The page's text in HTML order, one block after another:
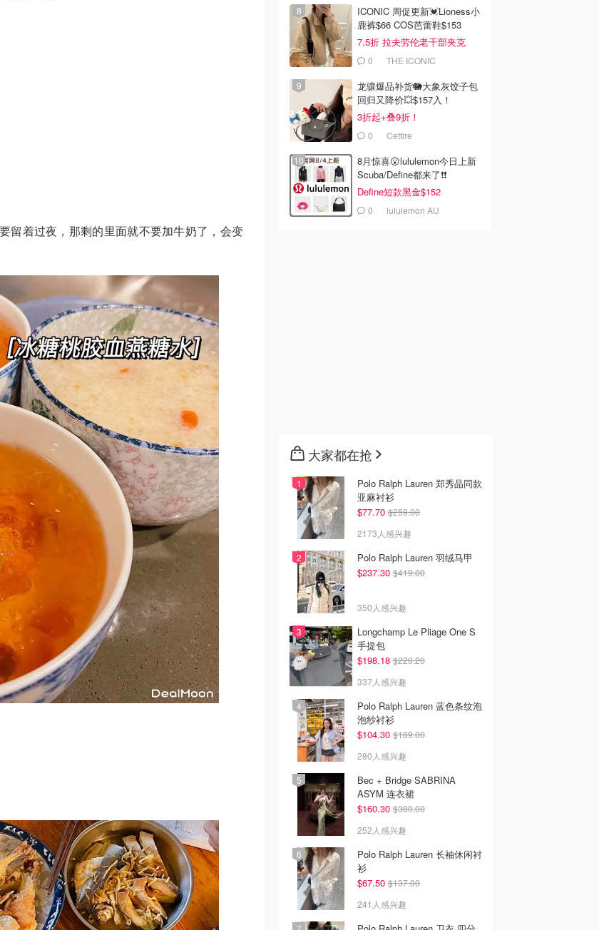
留着过夜，那剩的里面就不要加牛奶了，会变
ICONIC 周促更新💓Lioness小
鹿裤$66 COS芭蕾鞋$153
7.5折 拉夫劳伦老干部夹克
$4190 THE ICONIC
龙骧爆品补货🐘大象灰饺子包
回归又降价💥$157入！
3折起+叠9折！
0 Cettire
8月惊喜😮lululemon今日上新
Scuba/Define都来了❗️❗️
Define短款黑金$152
0 lululemon AU
大家都在抢
Polo Ralph Lauren 郑秀晶同款
亚麻衬衫
$77.70 $259.00
2173人感兴趣
Polo Ralph Lauren 羽绒马甲
$237.30 $419.00
350人感兴趣
Longchamp Le Pliage One S
手提包
$198.18 $220.20
337人感兴趣
Polo Ralph Lauren 蓝色条纹泡
泡纱衬衫
$104.30 $189.00
280人感兴趣
Bec + Bridge SABRINA
ASYM 连衣裙
$160.30 $380.00
252人感兴趣
Polo Ralph Lauren 长袖休闲衬
衫
$67.50 $137.00
241人感兴趣